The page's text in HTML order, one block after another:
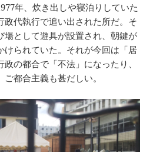
年、炊き出しや寝泊りしていた
政代執行で追い出された所だ。そ
場として遊具が設置され、朝鍵が
けられていた。それが今回は「居
の都合で「不法」になったり、
ご都合主義も甚だしい。